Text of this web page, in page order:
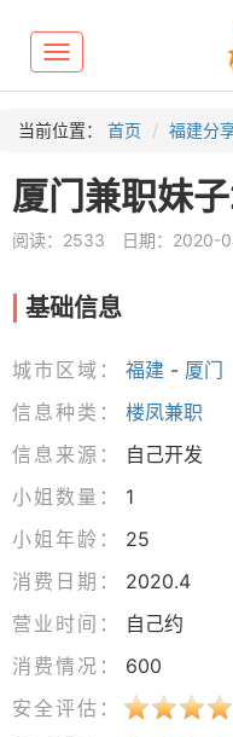
Toggle
navigation
当前位置： 首页 福建分
厦门兼职妹
阅读：2533 日期：2020-
基础信息
城市区域： 福建 - 厦门
信息种类：
楼凤兼职
信息来源：
自己开发
小姐数量：
1
小姐年龄：
25
消费日期：
2020.4
营业时间：
自己约
消费情况：
600
安全评估：